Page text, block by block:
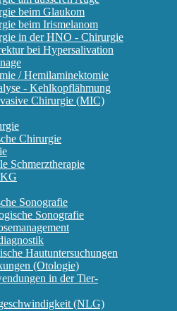
beim Glaukom
beim Irismelanom
in der HNO - Chirurgie
bei Hypersalivation
/ Hemilaminektomie
- Kehlkopflähmung
Chirurgie (MIC)
Chirurgie
Schmerztherapie
Sonografie
Sonografie
Hautuntersuchungen
(Otologie)
in der Tier-
(NLG)